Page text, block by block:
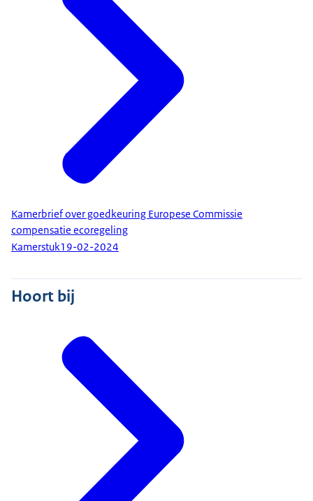
Kamerbrief over goedkeuring Europese Commissie
compensatie ecoregeling
Kamerstuk19-02-2024
Hoort bij